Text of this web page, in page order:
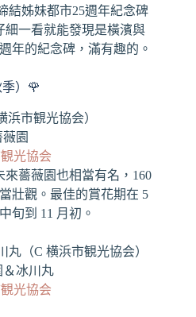
細一看就能發現是橫濱與
年的紀念碑，滿有趣的。
）🌹
園
光協会
薔薇園也相當有名，160
壯觀。最佳的賞花期在 5
旬到 11 月初。
＆冰川丸
光協会